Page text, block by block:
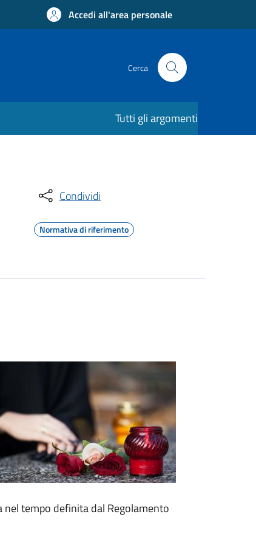
Accedi all'area personale
Cerca
Tutti gli argomenti
Condividi
Normativa di riferimento
tempo definita dal Regolamento